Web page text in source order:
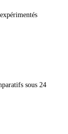
sous 24